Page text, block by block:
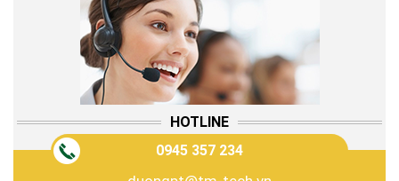
HOTLINE
0945 357 234